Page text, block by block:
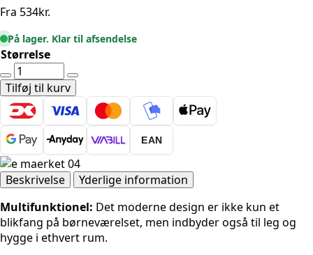
Fra 534kr.
På lager. Klar til afsendelse
Størrelse
Børnetæppe
-
Double
Rainbow
Cream-
multi
antal
Tilføj til kurv
EAN
Beskrivelse
Yderlige information
Multifunktionel: Det moderne design er ikke kun et
blikfang på børneværelset, men indbyder også til leg og
hygge i ethvert rum.